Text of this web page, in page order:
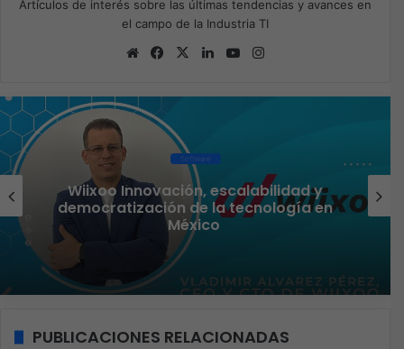
Artículos de interés sobre las últimas tendencias y avances en
el campo de la Industria TI
Sitio
Facebook
X LinkedInYouTube
Software
Wiixoo Innovación, escalabilidad y
democratización de la tecnología en
México
PUBLICACIONES RELACIONADAS